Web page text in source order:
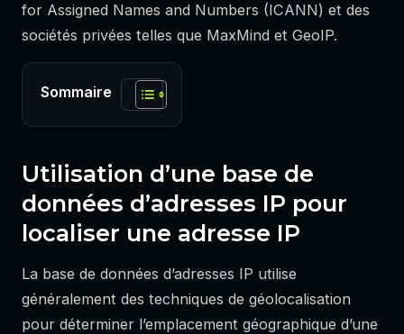
for Assigned Names and Numbers (ICANN) et des
sociétés privées telles que MaxMind et GeoIP.
Sommaire
Utilisation d’une base de
données d’adresses IP pour
localiser une adresse IP
La base de données d’adresses IP utilise
généralement des techniques de géolocalisation
pour déterminer l’emplacement géographique d’une